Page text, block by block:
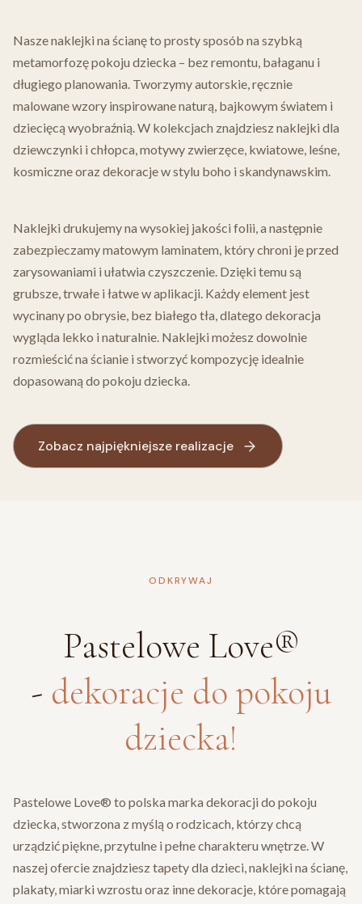
Nasze naklejki na ścianę to prosty sposób na szybką
metamorfozę pokoju dziecka – bez remontu, bałaganu i
długiego planowania. Tworzymy autorskie, ręcznie
malowane wzory inspirowane naturą, bajkowym światem i
dziecięcą wyobraźnią. W kolekcjach znajdziesz naklejki dla
dziewczynki i chłopca, motywy zwierzęce, kwiatowe, leśne,
kosmiczne oraz dekoracje w stylu boho i skandynawskim.
Naklejki drukujemy na wysokiej jakości folii, a następnie
zabezpieczamy matowym laminatem, który chroni je przed
zarysowaniami i ułatwia czyszczenie. Dzięki temu są
grubsze, trwałe i łatwe w aplikacji. Każdy element jest
wycinany po obrysie, bez białego tła, dlatego dekoracja
wygląda lekko i naturalnie. Naklejki możesz dowolnie
rozmieścić na ścianie i stworzyć kompozycję idealnie
dopasowaną do pokoju dziecka.
Zobacz najpiękniejsze realizacje
ODKRYWAJ
Pastelowe Love®
- dekoracje do pokoju
dziecka!
Pastelowe Love® to polska marka dekoracji do pokoju
dziecka, stworzona z myślą o rodzicach, którzy chcą
urządzić piękne, przytulne i pełne charakteru wnętrze. W
naszej ofercie znajdziesz tapety dla dzieci, naklejki na ścianę,
plakaty, miarki wzrostu oraz inne dekoracje, które pomagają